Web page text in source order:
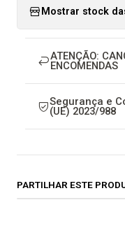
Mostrar stock
ATENÇÃO:
ENCOMENDAS
Segurança e
(UE) 2023/988
PARTILHAR ESTE